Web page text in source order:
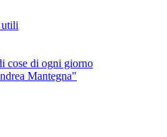
cose di ogni giorno
Mantegna"